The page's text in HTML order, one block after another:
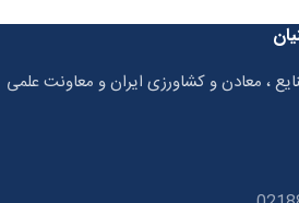
، معادن و کشاورزی ایران و معاونت علمی